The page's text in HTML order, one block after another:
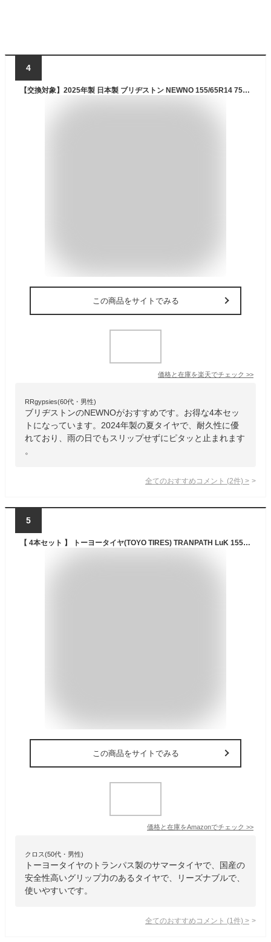
4
【交換対象】2025年製 日本製 ブリヂストン NEWNO 155/65R14 75H 4本セット 新品 ニューノ 155/65-14 夏タイヤ サマータイヤ 軽自動車
この商品をサイトでみる
価格と在庫を楽天でチェック >>
RRgypsies(60代・男性)
ブリヂストンのNEWNOがおすすめです。お得な4本セッ
トになっています。2024年製の夏タイヤで、耐久性に優
れており、雨の日でもスリップせずにピタッと止まれます
。
全てのおすすめコメント (2件) >
5
【 4本セット 】 トーヨータイヤ(TOYO TIRES) TRANPATH LuK 155/65R14 75H
この商品をサイトでみる
価格と在庫をAmazonでチェック >>
クロス(50代・男性)
トーヨータイヤのトランパス製のサマータイヤで、国産の
安全性高いグリップ力のあるタイヤで、リーズナブルで、
使いやすいです。
全てのおすすめコメント (1 件) >